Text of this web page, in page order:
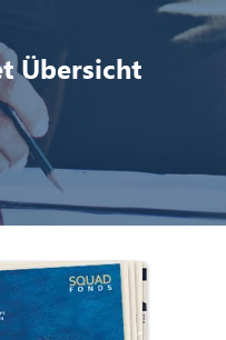
Übersicht